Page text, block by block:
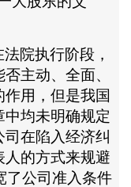
院执行阶段，
主动、全面、
用，但是我国
均未明确规定
在陷入经济纠
的方式来规避
了公司准入条件